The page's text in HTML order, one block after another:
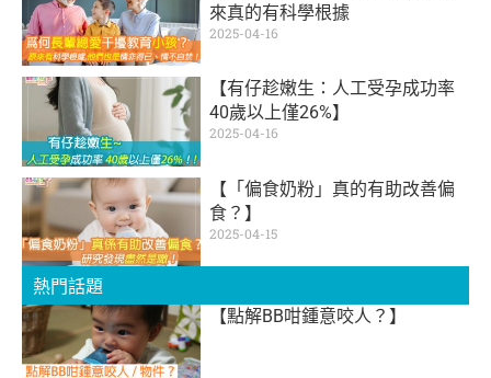
來真的有科學根據
2025-04-16
【有仔趁嫩生：人工受孕成功率
40歲以上僅26%】
2025-04-16
【「偏食奶粉」真的有助改善偏
食？】
2025-04-15
熱門話題
【點解BB咁鍾意咬人？】